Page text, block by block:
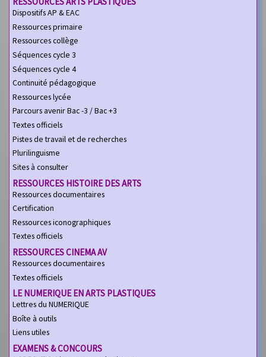
Dispositifs AP & EAC
Ressources primaire
Ressources collège
Séquences cycle 3
Séquences cycle 4
Continuité pédagogique
Ressources lycée
Parcours avenir Bac -3 / Bac +3
Textes officiels
Pistes de travail et de recherches
Plurilinguisme
Sites à consulter
RESSOURCES HISTOIRE DES ARTS
Ressources documentaires
Certification
Ressources iconographiques
Textes officiels
RESSOURCES CINEMA AV
Ressources documentaires
Textes officiels
LE NUMERIQUE EN ARTS PLASTIQUES
Lettres du NUMERIQUE
Boîte à outils
Liens utiles
EXAMENS & CONCOURS